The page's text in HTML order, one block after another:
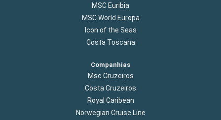
MSC Euribia
MSC World Europa
Icon of the Seas
Costa Toscana
Companhias
Msc Cruzeiros
Costa Cruzeiros
Royal Caribean
Norwegian Cruise Line